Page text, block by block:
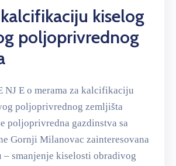
kiselog
poljoprivrednog
NJ E o merama za kalcifikaciju
poljoprivrednog zemljišta
poljoprivredna gazdinstva sa
Gornji Milanovac zainteresovana
smanjenje kiselosti obradivog